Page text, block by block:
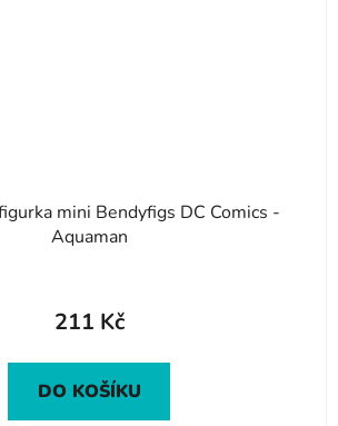
mini Bendyfigs DC Comics -
Aquaman
211 Kč
DO KOŠÍKU